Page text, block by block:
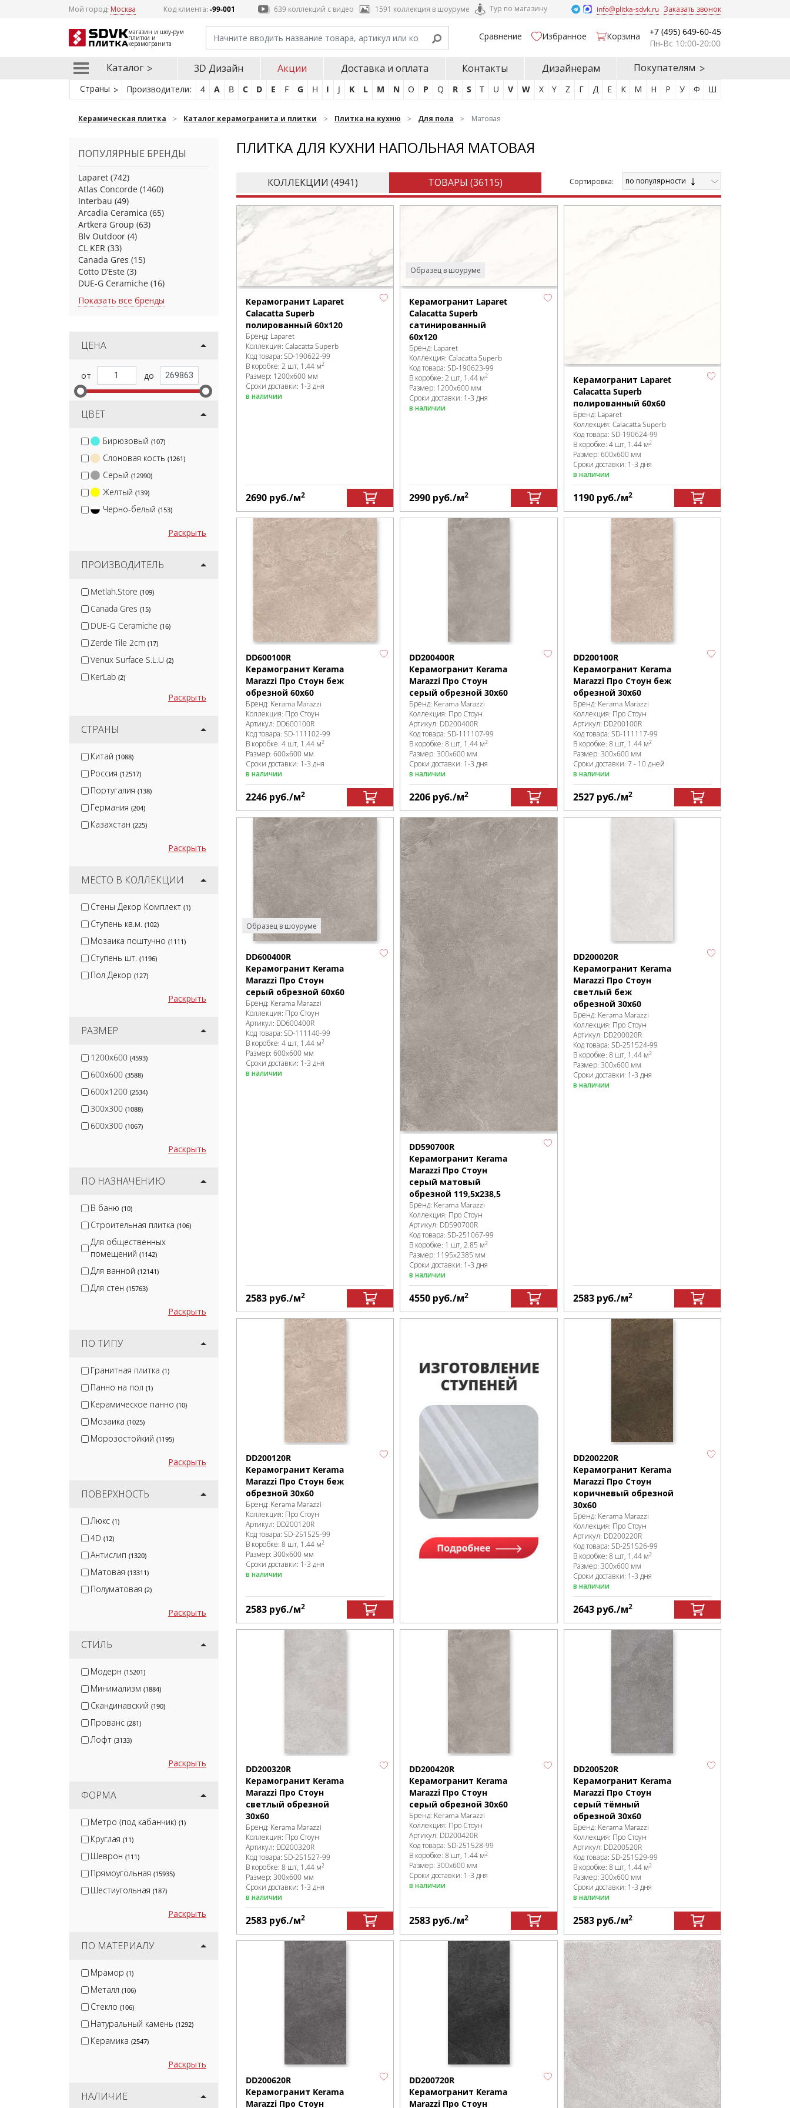
Мой город: Москва Код клиента: -99-001 639 коллекций с видео 1591 коллекция в шоуруме Тур по магазину info@plitka-sdvk.ru Заказать звонок
магазин и шоу-рум
плитки и
керамогранита
Сравнение Избранное Корзина
+7 (495) 649-60-45
Пн-Вс 10:00-20:00
Каталог 3D Дизайн Акции Доставка и оплата Контакты Дизайнерам Покупателям
Страны Производители: 4 A B C D E F G H I J K L M N O P Q R S T U V W X Y Z Г Д Е К М Н Р У Ф Ш
Керамическая плитка Каталог керамогранита и плитки Плитка на кухню Для пола Матовая
ПОПУЛЯРНЫЕ БРЕНДЫ
Laparet (742)
Atlas Concorde (1460)
Interbau (49)
Arcadia Ceramica (65)
Artkera Group (63)
Blv Outdoor (4)
CL KER (33)
Canada Gres (15)
Cotto D’Este (3)
DUE-G Ceramiche (16)
Показать все бренды
ЦЕНА
ЦВЕТ
Бирюзовый (107)
Слоновая кость (1261)
Серый (12990)
Желтый (139)
Черно-белый (153)
Раскрыть
ПРОИЗВОДИТЕЛЬ
Metlah.Store (109)
Canada Gres (15)
DUE-G Ceramiche (16)
Zerde Tile 2cm (17)
Venux Surface S.L.U (2)
KerLab (2)
Protiles
Cotto D’Este
CL KER (33)
Раскрыть
СТРАНЫ
Китай (1088)
Россия (12517)
Португалия (138)
Германия (204)
Казахстан (225)
Раскрыть
МЕСТО В КОЛЛЕКЦИИ
Стены Декор Комплект (1)
Ступень кв.м. (102)
Мозаика поштучно (1111)
Ступень шт. (1196)
Пол Декор (127)
Раскрыть
РАЗМЕР
1200x600 (4593)
600x600 (3588)
600x1200 (2534)
300x300 (1088)
600x300 (1067)
Раскрыть
ПО НАЗНАЧЕНИЮ
В баню (10)
Строительная плитка (106)
Для общественных
помещений (1142)
Для ванной (12141)
Для стен (15763)
Раскрыть
ПО ТИПУ
Гранитная плитка (1)
Панно на пол (1)
Керамическое панно (10)
Мозаика (1025)
Морозостойкий (1195)
Раскрыть
ПОВЕРХНОСТЬ
Люкс (1)
4D (12)
Антислип (1320)
Матовая (13311)
Полуматовая (2)
Раскрыть
СТИЛЬ
Модерн (15201)
Минимализм (1884)
Скандинавский (190)
Прованс (281)
Лофт (3133)
Раскрыть
ФОРМА
Метро (под кабанчик) (1)
Круглая (11)
Шеврон (111)
Прямоугольная (15935)
Шестиугольная (187)
Раскрыть
ПО МАТЕРИАЛУ
Мрамор (1)
Металл (106)
Стекло (106)
Натуральный камень (1292)
Керамика (2547)
Раскрыть
НАЛИЧИЕ
ПЛИТКА ДЛЯ КУХНИ НАПОЛЬНАЯ МАТОВАЯ
КОЛЛЕКЦИИ (4941) ТОВАРЫ (36115) Cортировка: по популярности
Керамогранит Laparet
Calacatta Superb
полированный 60x120
Бренд: Laparet
Коллекция: Calacatta Superb
Код товара: SD-190622-99
В коробке: 2 шт, 1.44 м2
Размер: 1200x600 мм
Сроки доставки: 1-3 дня
в наличии
2690 руб./м2
Образец в шоуруме
Керамогранит Laparet
Calacatta Superb
сатинированный
60x120
Бренд: Laparet
Коллекция:Calacatta Superb
Код товара:SD-190623-99
В коробке:2 шт, 1.44 м2
Размер: 1200x600 мм
Сроки доставки: 1-3 дня
в наличии
2990 руб./м2
Керамогранит Laparet
Calacatta Superb
полированный 60x60
Бренд: Laparet
Коллекция: Calacatta Superb
Код товара: SD-190624-99
В коробке: 4 шт, 1.44 м2
Размер: 600x600 мм
Сроки доставки: 1-3 дня
в наличии
1190 руб./м2
DD600100R
Керамогранит Kerama
Marazzi Про Стоун беж
обрезной 60х60
Бренд: Kerama Marazzi
Коллекция: Про Стоун
Артикул: DD600100R
Код товара: SD-111102-99
В коробке: 4 шт, 1.44 м2
Размер: 600x600 мм
Сроки доставки: 1-3 дня
в наличии
2246 руб./м2
DD200400R
Керамогранит Kerama
Marazzi Про Стоун
серый обрезной 30х60
Бренд: Kerama Marazzi
Коллекция: Про Стоун
Артикул: DD200400R
Код товара:SD-111107-99
В коробке:8 шт, 1.44 м2
Размер:300x600 мм
Сроки доставки: 1-3 дня
в наличии
2206 руб./м2
DD200100R
Керамогранит Kerama
Marazzi Про Стоун беж
обрезной 30х60
Бренд: Kerama Marazzi
Коллекция: Про Стоун
Артикул: DD200100R
Код товара: SD-111117-99
В коробке: 8 шт, 1.44 м2
Размер: 300x600 мм
Сроки доставки: 7 - 10 дней
в наличии
2527 руб./м2
Образец в шоуруме
DD600400R
Керамогранит Kerama
Marazzi Про Стоун
серый обрезной 60х60
Бренд: Kerama Marazzi
Коллекция: Про Стоун
Артикул: DD600400R
Код товара: SD-111140-99
В коробке: 4 шт, 1.44 м2
Размер: 600x600 мм
Сроки доставки: 1-3 дня
в наличии
2583 руб./м2
DD590700R
Керамогранит Kerama
Marazzi Про Стоун
серый матовый
обрезной 119,5x238,5
Бренд: Kerama Marazzi
Коллекция: Про Стоун
Артикул: DD590700R
Код товара:SD-251067-99
В коробке: 1 шт, 2.85 м2
Размер: 1195x2385 мм
Сроки доставки: 1-3 дня
в наличии
4550 руб./м2
DD200020R
Керамогранит Kerama
Marazzi Про Стоун
светлый беж
обрезной 30х60
Бренд: Kerama Marazzi
Коллекция: Про Стоун
Артикул: DD200020R
Код товара: SD-251524-99
В коробке: 8 шт, 1.44 м2
Размер: 300x600 мм
Сроки доставки: 1-3 дня
в наличии
2583 руб./м2
DD200120R
Керамогранит Kerama
Marazzi Про Стоун беж
обрезной 30х60
Бренд: Kerama Marazzi
Коллекция: Про Стоун
Артикул: DD200120R
Код товара: SD-251525-99
В коробке: 8 шт, 1.44 м2
Размер: 300x600 мм
Сроки доставки: 1-3 дня
в наличии
2583 руб./м2
DD200220R
Керамогранит Kerama
Marazzi Про Стоун
коричневый обрезной
30х60
Бренд: Kerama Marazzi
Коллекция: Про Стоун
Артикул: DD200220R
Код товара: SD-251526-99
В коробке: 8 шт, 1.44 м2
Размер: 300x600 мм
Сроки доставки: 1-3 дня
в наличии
2643 руб./м2
DD200320R
Керамогранит Kerama
Marazzi Про Стоун
светлый обрезной
30х60
Бренд: Kerama Marazzi
Коллекция: Про Стоун
Артикул: DD200320R
Код товара: SD-251527-99
В коробке: 8 шт, 1.44 м2
Размер: 300x600 мм
Сроки доставки: 1-3 дня
в наличии
2583 руб./м2
DD200420R
Керамогранит Kerama
Marazzi Про Стоун
серый обрезной 30х60
Бренд: Kerama Marazzi
Коллекция: Про Стоун
Артикул: DD200420R
Код товара:SD-251528-99
В коробке:8 шт, 1.44 м2
Размер:300x600 мм
Сроки доставки: 1-3 дня
в наличии
2583 руб./м2
DD200520R
Керамогранит Kerama
Marazzi Про Стоун
серый тёмный
обрезной 30х60
Бренд: Kerama Marazzi
Коллекция: Про Стоун
Артикул: DD200520R
Код товара: SD-251529-99
В коробке: 8 шт, 1.44 м2
Размер: 300x600 мм
Сроки доставки: 1-3 дня
в наличии
2583 руб./м2
DD200620R
Керамогранит Kerama
Marazzi Про Стоун
DD200720R
Керамогранит Kerama
Marazzi Про Стоун